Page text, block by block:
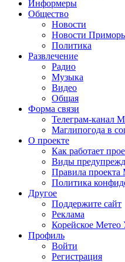
Информеры
Общество
Новости
Новости
Политика
Развлечение
Радио
Музыка
Видео
Общая
Форма связи
Телеграм-канал
Маглипогода в
О проекте
Как работает
Виды
Правила проекта
Политика
Другое
Поддержите сайт
Реклама
Корейское Метео
Профиль
Войти
Регистрация